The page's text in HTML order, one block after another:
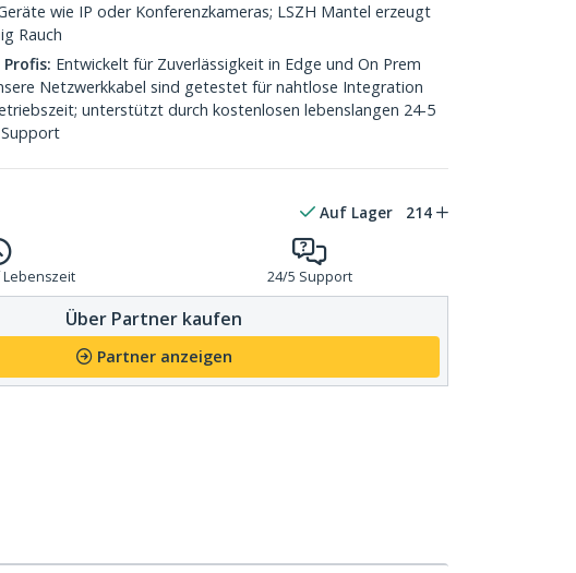
wie IP oder Konferenzkameras; LSZH Mantel erzeugt
Rauch
Entwickelt für Zuverlässigkeit in Edge und On Prem
Netzwerkkabel sind getestet für nahtlose Integration
unterstützt durch kostenlosen lebenslangen 24-5
Auf Lager 214
24/5 Support
Über Partner kaufen
Partner anzeigen